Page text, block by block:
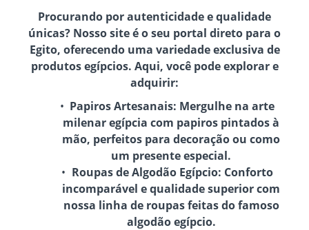
Procurando por autenticidade e qualidade
únicas? Nosso site é o seu portal direto para o
Egito, oferecendo uma variedade exclusiva de
produtos egípcios. Aqui, você pode explorar e
adquirir:
Papiros Artesanais: Mergulhe na arte
milenar egípcia com papiros pintados à
mão, perfeitos para decoração ou como
um presente especial.
Roupas de Algodão Egípcio: Conforto
incomparável e qualidade superior com
nossa linha de roupas feitas do famoso
algodão egípcio.